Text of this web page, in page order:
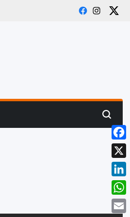
Facebook
Instagram
X
Search
X